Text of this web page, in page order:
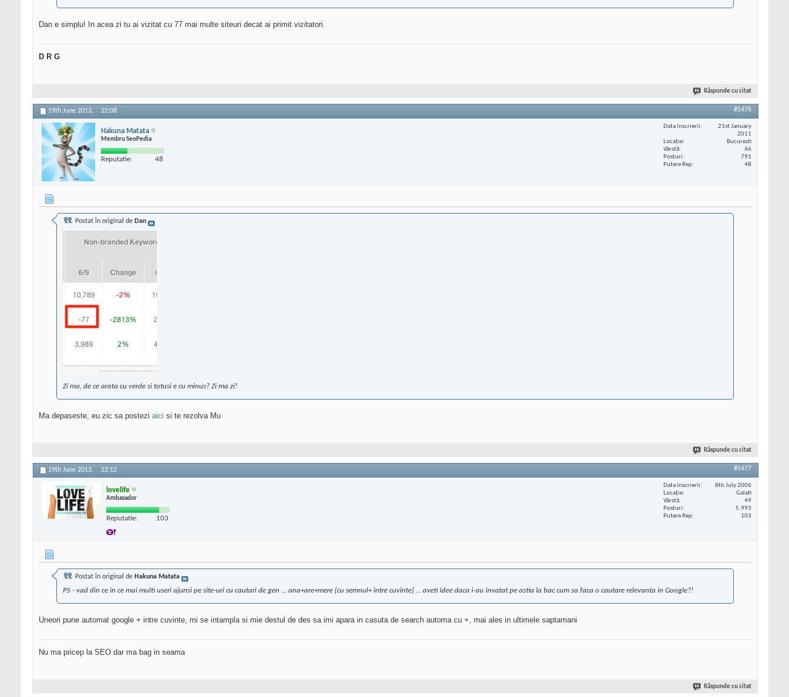
Dan e simplu! In acea zi tu ai vizitat cu 77 mai multe siteuri decat ai primit vizitatori.
D R G
Răspunde cu citat
19th June 2013, 22:08 #5476
Hakuna Matata
Membru SeoPedia
Reputatie: 48
Data înscrierii
21st January
2011
Locaţie
Bucuresti
Vârstă
46
Posturi
791
Putere Rep
48
Postat în original de Dan
Zi ma, de ce arata cu verde si totusi e cu minus? Zi ma zi!
Ma depaseste, eu zic sa postezi aici si te rezolva Mu
Răspunde cu citat
19th June 2013, 22:12 #5477
lovelife
Ambasador
Reputatie: 103
Data înscrierii
8th July 2006
Locaţie
Galati
Vârstă
49
Posturi
5.993
Putere Rep
103
Postat în original de Hakuna Matata
PS - vad din ce in ce mai multi useri ajunsi pe site-uri cu cautari de gen ... ana+are+mere [cu semnul+ intre cuvinte] ... aveti idee daca i-au invatat pe astia la bac cum sa faca o cautare relevanta in Google?!
Uneori pune automat google + intre cuvinte, mi se intampla si mie destul de des sa imi apara in casuta de search automa cu +, mai ales in ultimele saptamani
Nu ma pricep la SEO dar ma bag in seama
Răspunde cu citat